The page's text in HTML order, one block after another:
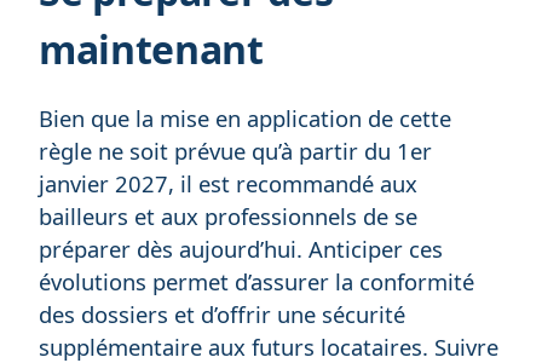
maintenant
Bien que la mise en application de cette
règle ne soit prévue qu’à partir du 1er
janvier 2027, il est recommandé aux
bailleurs et aux professionnels de se
préparer dès aujourd’hui. Anticiper ces
évolutions permet d’assurer la conformité
des dossiers et d’offrir une sécurité
supplémentaire aux futurs locataires. Suivre